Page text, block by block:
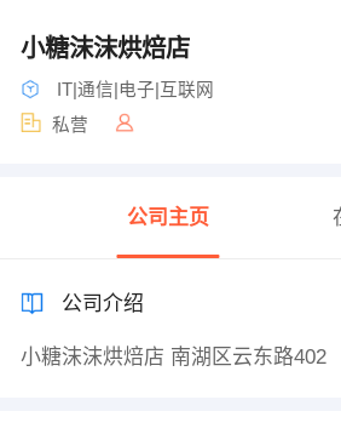
小糖沫沫烘焙店
IT|通信|电子|互联网
私营
公司主页
公司介绍
小糖沫沫烘焙店 南湖区云东路402